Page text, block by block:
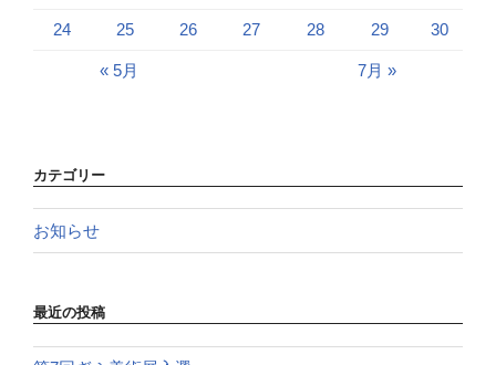
24 25 26 27 28 29 30
« 5月 7月 »
カテゴリー
お知らせ
最近の投稿